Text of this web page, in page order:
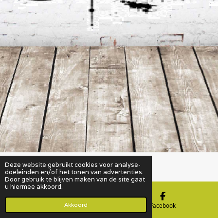
Deze website gebruikt cookies voor analyse-
doeleinden en/of het tonen van advertenties.
Door gebruik te blijven maken van de site gaat
u hiermee akkoord.
Akkoord
Powered byJouwWeb
E-mailadres Facebook